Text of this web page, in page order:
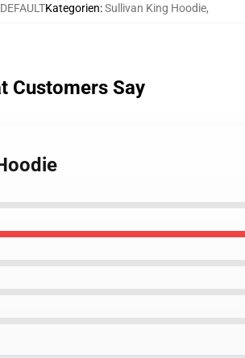
Kategorien:Sullivan King Hoodie,
Customers Say